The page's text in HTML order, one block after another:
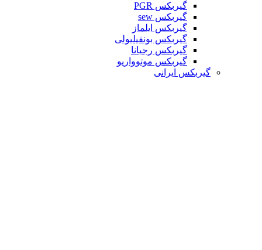
گیربکس PGR
گیربکس sew
گیربکس ایلماز
گیربکس بونفیلیولی
گیربکس رجیانا
گیربکس موتوواریو
گیربکس ایرانی